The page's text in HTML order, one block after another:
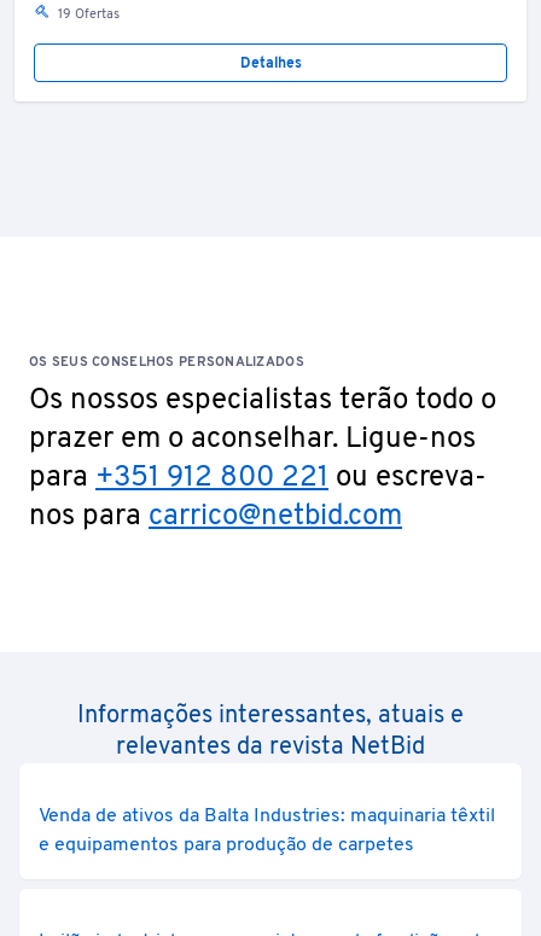
19 Ofertas
Detalhes
OS SEUS CONSELHOS PERSONALIZADOS
Os nossos especialistas terão todo o
prazer em o aconselhar. Ligue-nos
para +351 912 800 221 ou escreva-
nos para carrico@netbid.com
Informações interessantes, atuais e
relevantes da revista NetBid
Venda de ativos da Balta Industries: maquinaria têxtil
e equipamentos para produção de carpetes